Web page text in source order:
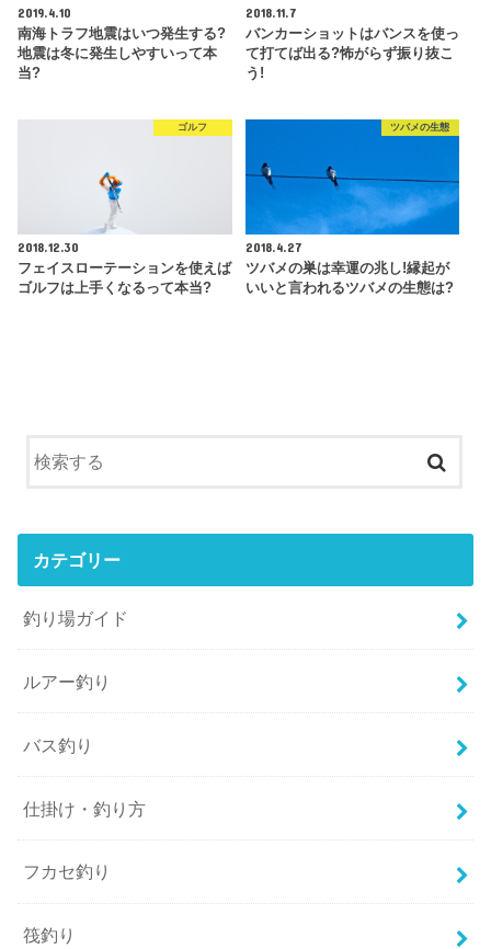
2019.4.10
南海トラフ地震はいつ発生する?
地震は冬に発生しやすいって本
当?
2018.11.7
バンカーショットはバンスを使っ
て打てば出る?怖がらず振り抜こ
う!
ゴルフ
2018.12.30
フェイスローテーションを使えば
ゴルフは上手くなるって本当?
ツバメの生態
2018.4.27
ツバメの巣は幸運の兆し!縁起が
いいと言われるツバメの生態は?
カテゴリー
釣り場ガイド
ルアー釣り
バス釣り
仕掛け・釣り方
フカセ釣り
筏釣り